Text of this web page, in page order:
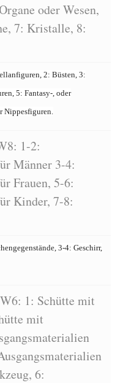
oder Wesen,
7: Kristalle, 8:
2: Büsten, 3:
5: Fantasy-, oder
Nippesfiguren.
1-2:
Männer 3-4:
Frauen, 5-6:
Kinder, 7-8:
3-4: Geschirr,
1: Schütte mit
mit
6: